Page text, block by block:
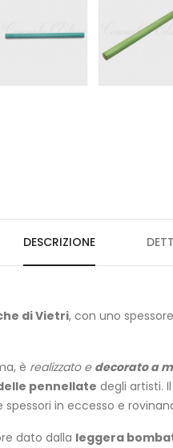
DESCRIZIONE
di Vietri, con uno
è realizzato e decorato a
pennellate degli artisti.
in eccesso e
dato dalla leggera